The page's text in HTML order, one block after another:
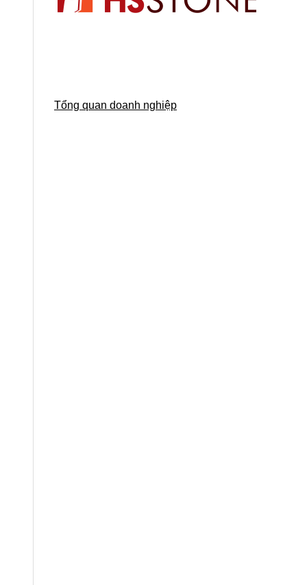
Tổng quan doanh nghiệp